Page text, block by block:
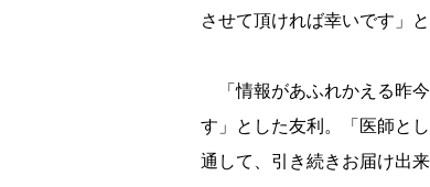
させて頂ければ幸いです」
「情報があふれかえる昨
す」とした友利。「医師と
通して、引き続きお届け出